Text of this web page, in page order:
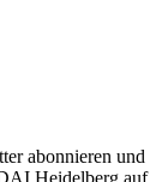
abonnieren und